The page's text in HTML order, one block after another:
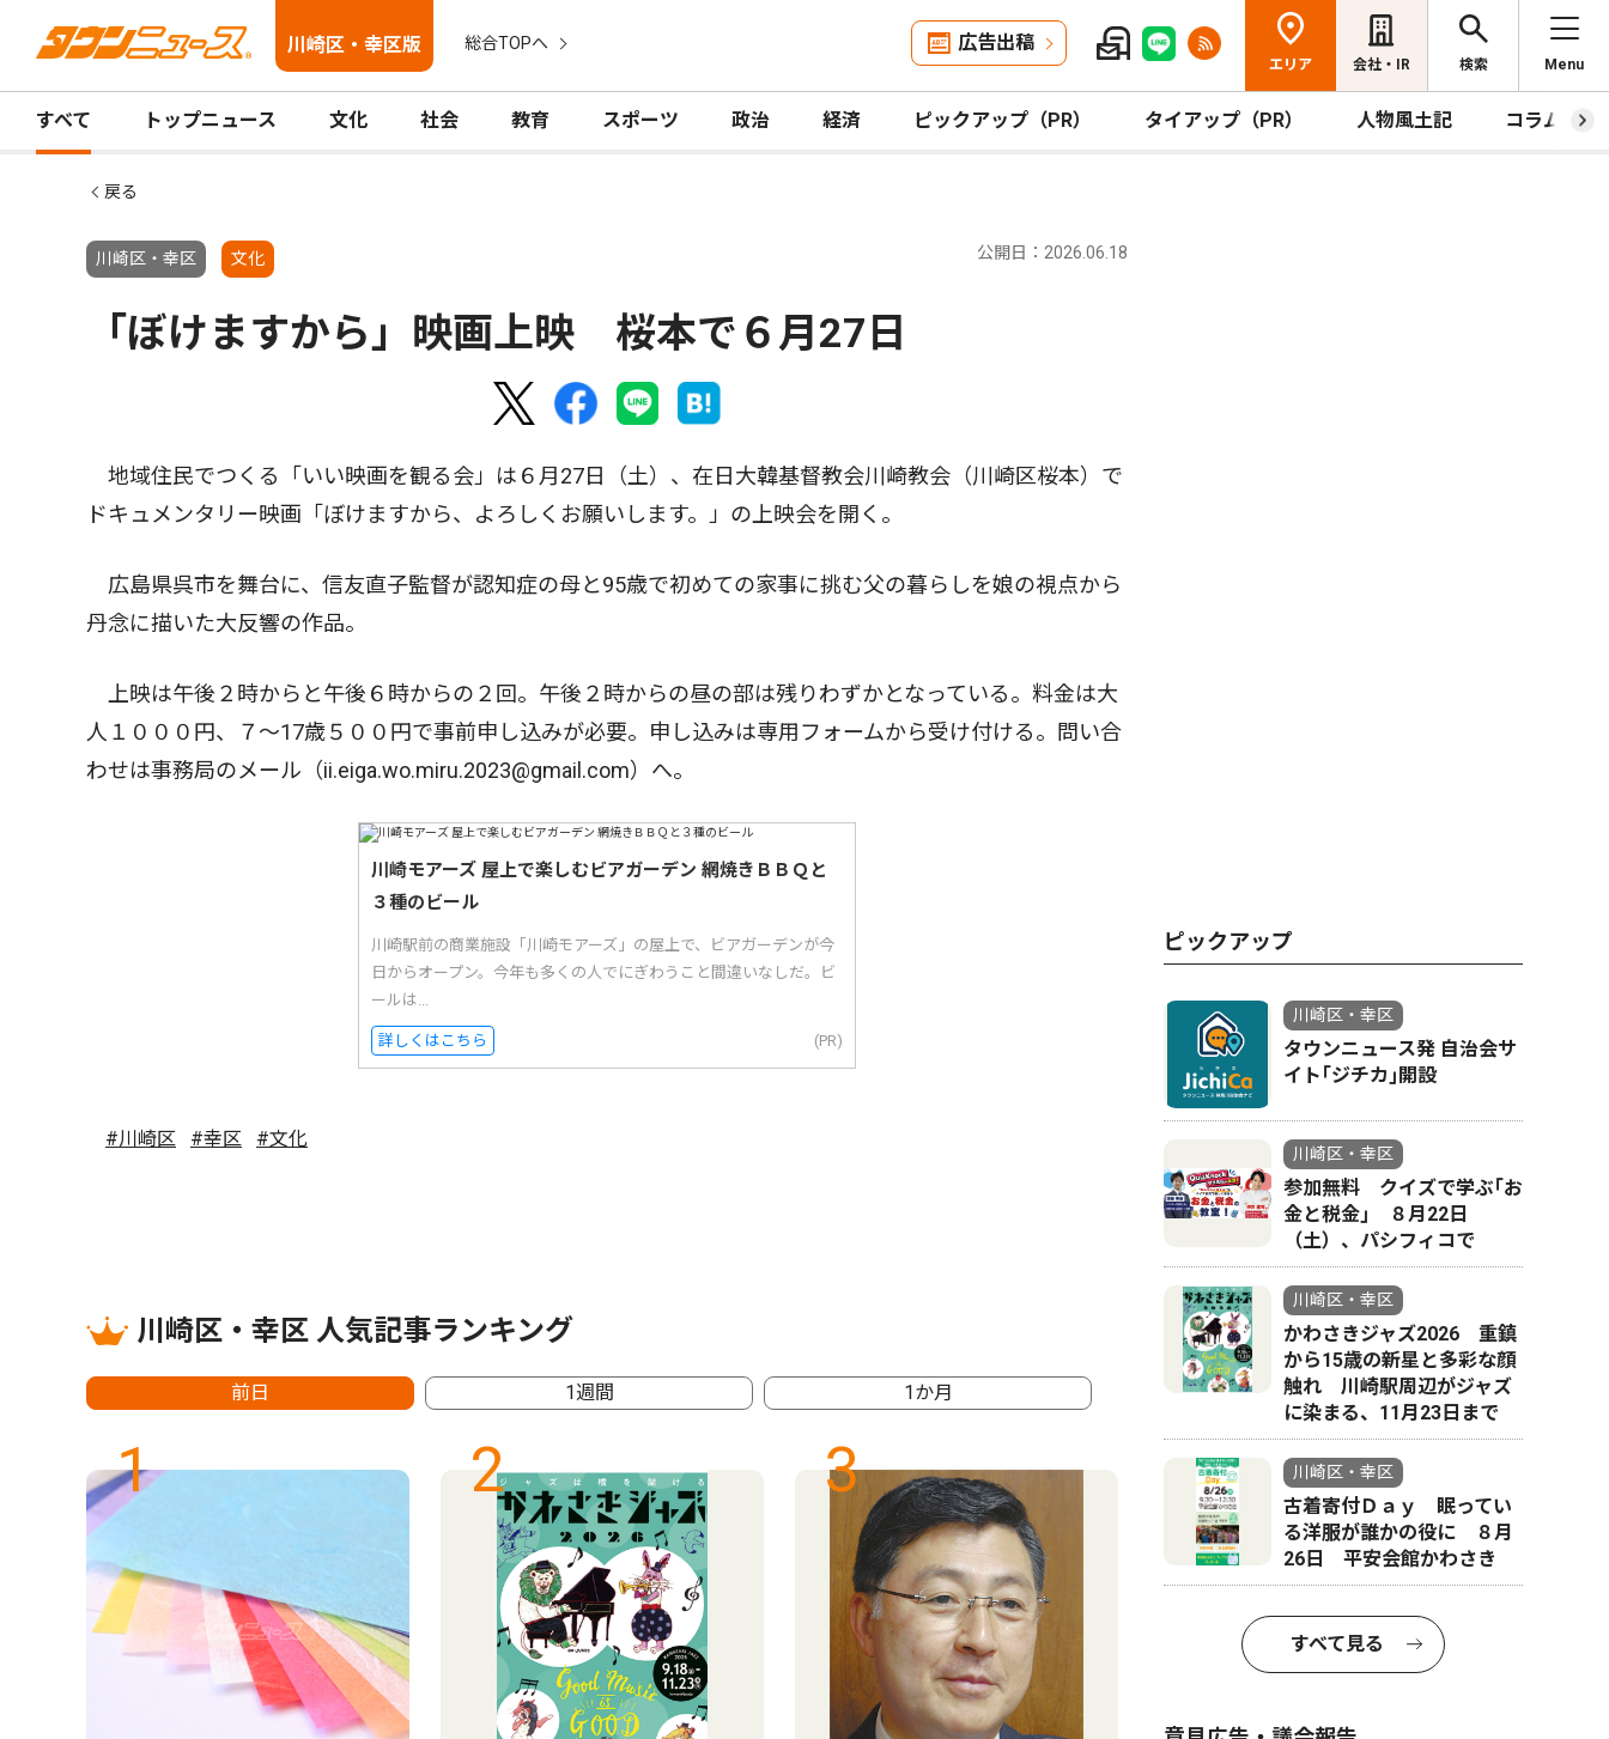
川崎区・幸区版 総合TOPへ 広告出稿
エリア 会社・IR 検索 Menu
すべて トップニュース 文化 社会 教育 スポーツ 政治 経済 ピックアップ（PR） タイアップ（PR） 人物風土記 コラム
戻る
川崎区・幸区 文化 公開日：2026.06.18
「ぼけますから」映画上映 桜本で６月27日
地域住民でつくる「いい映画を観る会」は６月27日（土）、在日大韓基督教会川崎教会（川崎区桜本）で
ドキュメンタリー映画「ぼけますから、よろしくお願いします。」の上映会を開く。
広島県呉市を舞台に、信友直子監督が認知症の母と95歳で初めての家事に挑む父の暮らしを娘の視点から
丹念に描いた大反響の作品。
上映は午後２時からと午後６時からの２回。午後２時からの昼の部は残りわずかとなっている。料金は大
人１０００円、７〜17歳５００円で事前申し込みが必要。申し込みは専用フォームから受け付ける。問い合
わせは事務局のメール（ii.eiga.wo.miru.2023@gmail.com）へ。
川崎モアーズ 屋上で楽しむビアガーデン 網焼きＢＢＱと
３種のビール
川崎駅前の商業施設「川崎モアーズ」の屋上で、ビアガーデンが今
日からオープン。今年も多くの人でにぎわうこと間違いなしだ。ビ
ールは...
詳しくはこちら (PR)
#川崎区 #幸区 #文化
川崎区・幸区 人気記事ランキング
前日 1週間 1か月
1 2 3 4
ピックアップ
川崎区・幸区
タウンニュース発 自治会サ
イト｢ジチカ｣開設
川崎区・幸区
参加無料 クイズで学ぶ｢お
金と税金｣ ８月22日
（土）、パシフィコで
川崎区・幸区
かわさきジャズ2026 重鎮
から15歳の新星と多彩な顔
触れ 川崎駅周辺がジャズ
に染まる、11月23日まで
川崎区・幸区
古着寄付Ｄａｙ 眠ってい
る洋服が誰かの役に ８月
26日 平安会館かわさき
すべて見る